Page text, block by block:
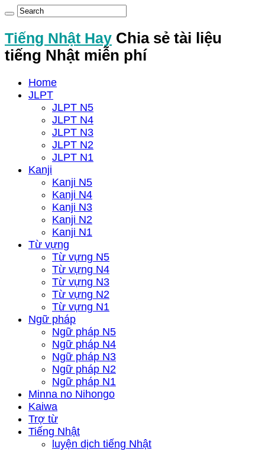
Tiếng Nhật Hay Chia sẻ tài liệu
tiếng Nhật miễn phí
Home
JLPT
JLPT N5
JLPT N4
JLPT N3
JLPT N2
JLPT N1
Kanji
Kanji N5
Kanji N4
Kanji N3
Kanji N2
Kanji N1
Từ vựng
Từ vựng N5
Từ vựng N4
Từ vựng N3
Từ vựng N2
Từ vựng N1
Ngữ pháp
Ngữ pháp N5
Ngữ pháp N4
Ngữ pháp N3
Ngữ pháp N2
Ngữ pháp N1
Minna no Nihongo
Kaiwa
Trợ từ
Tiếng Nhật
luyện dịch tiếng Nhật